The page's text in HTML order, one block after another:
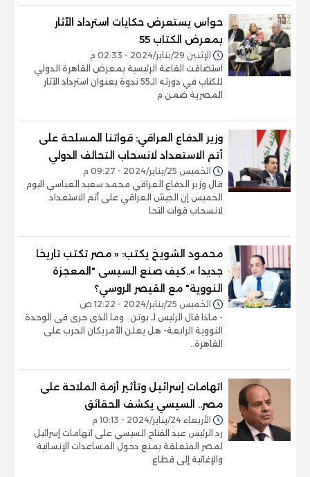
حواس يستعرض حكايات استرداد الآثار
بمعرض الكتاب 55
الإثنين 29/يناير/2024 - 02:33 م
استضافت القاعة الرئيسية بمعرض القاهرة الدولي
للكتاب في دورته الـ55 ندوة بعنوان استرداد الآثار
المصرية ضمن م
وزير الدفاع العراقي: قواتنا المسلحة على
أتم الاستعداد لانسحاب التحالف الدولي
الخميس 25/يناير/2024 - 09:27 م
قال وزير الدفاع العراقي محمد سعيد العباسي اليوم
الخميس إن الجيش العراقي على أتم الاستعداد
لانسحاب قوات التحا
محمود الشويخ يكتب: « مصر تكتب تاريخا
جديدا »..كيف صنع السيسى "المعجزة
النووية" مع القيصر الروسي؟
الخميس 25/يناير/2024 - 12:22 ص
- ماذا قال الرئيس لـ بوتن.. وما الذى جرى فى الوحدة
النووية الرابعة- هل يعلن الأمريكان الحرب على
القاهرة..
اتهامات إسرائيل وتأثير أزمة الملاحة على
مصر.. السيسي يكشف الحقائق
الأربعاء 24/يناير/2024 - 10:13 م
رد الرئيس عبد الفتاح السيسي على اتهامات إسرائيل
لمصر المتعلقة بمنع دخول المساعدات الإنسانية
والإغاثية إلى قطاع